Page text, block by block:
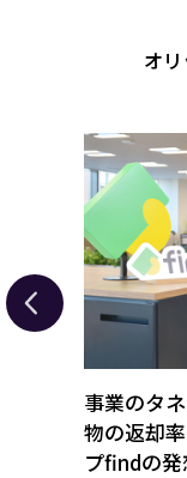
オ
事業のタ
物の返却
プfindの